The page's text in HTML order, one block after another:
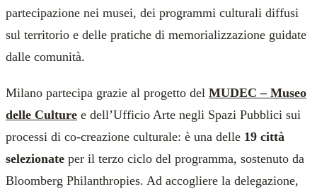
partecipazione nei musei, dei programmi culturali diffusi
sul territorio e delle pratiche di memorializzazione guidate
dalle comunità.
Milano partecipa grazie al progetto del MUDEC – Museo
delle Culture e dell’Ufficio Arte negli Spazi Pubblici sui
processi di co-creazione culturale: è una delle 19 città
selezionate per il terzo ciclo del programma, sostenuto da
Bloomberg Philanthropies. Ad accogliere la delegazione,